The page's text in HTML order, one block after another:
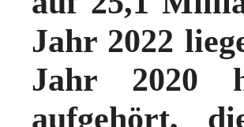
Jahr 2022
Jahr 2020
aufgehört,